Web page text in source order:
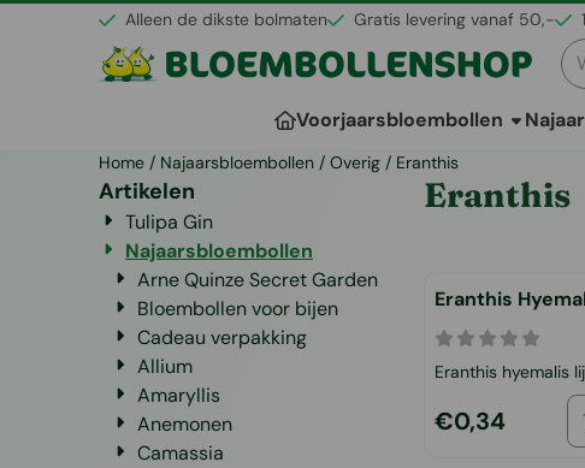
Cookievoorkeuren zijn momenteel gesloten.
Alleen de dikste bolmaten Gratis levering vanaf 50,-
Voorjaarsbloembollen
Home / Najaarsbloembollen / Overig / Eranthis
Artikelen
Tulipa Gin
Najaarsbloembollen
Arne Quinze Secret Garden
Bloembollen voor bijen
Cadeau verpakking
Allium
Amaryllis
Anemonen
Camassia
Eranthis
Eranthis
Eranthis hyemalis
Eranthis cilicica.
eveneens met
boterbloem
Prijs: 0,34
€0,34